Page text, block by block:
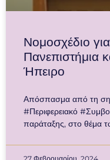
Νομοσχέδιο
Πανεπιστήμια
Ήπειρο
Απόσπασμα από τη
#Περιφερειακό
παράταξης, στο θέμα